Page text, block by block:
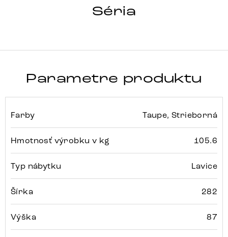
Séria
TAYA-FLEX
Parametre produktu
Farby Taupe, Strieborná
Hmotnosť výrobku v kg 105.6
Typ nábytku Lavice
Šírka 282
Výška 87